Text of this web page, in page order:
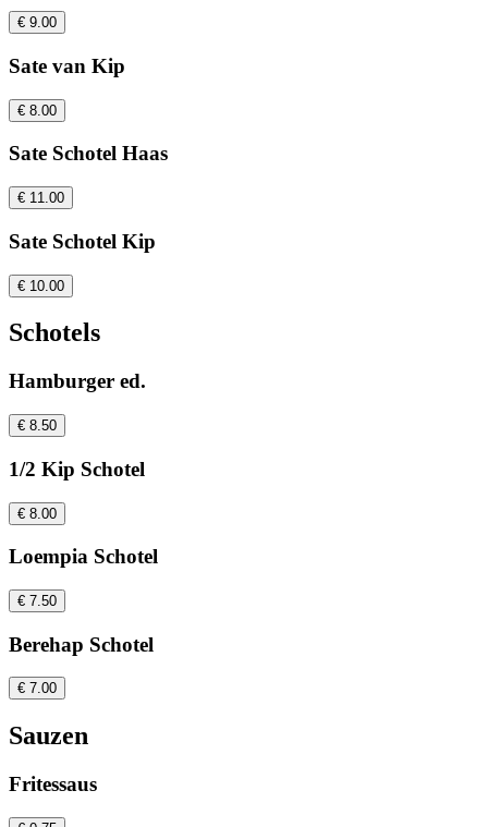
€ 9.00
Sate van Kip
€ 8.00
Sate Schotel Haas
€ 11.00
Sate Schotel Kip
€ 10.00
Schotels
Hamburger ed.
€ 8.50
1/2 Kip Schotel
€ 8.00
Loempia Schotel
€ 7.50
Berehap Schotel
€ 7.00
Sauzen
Fritessaus